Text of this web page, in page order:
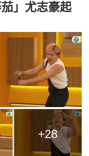
」尤志豪起
+28